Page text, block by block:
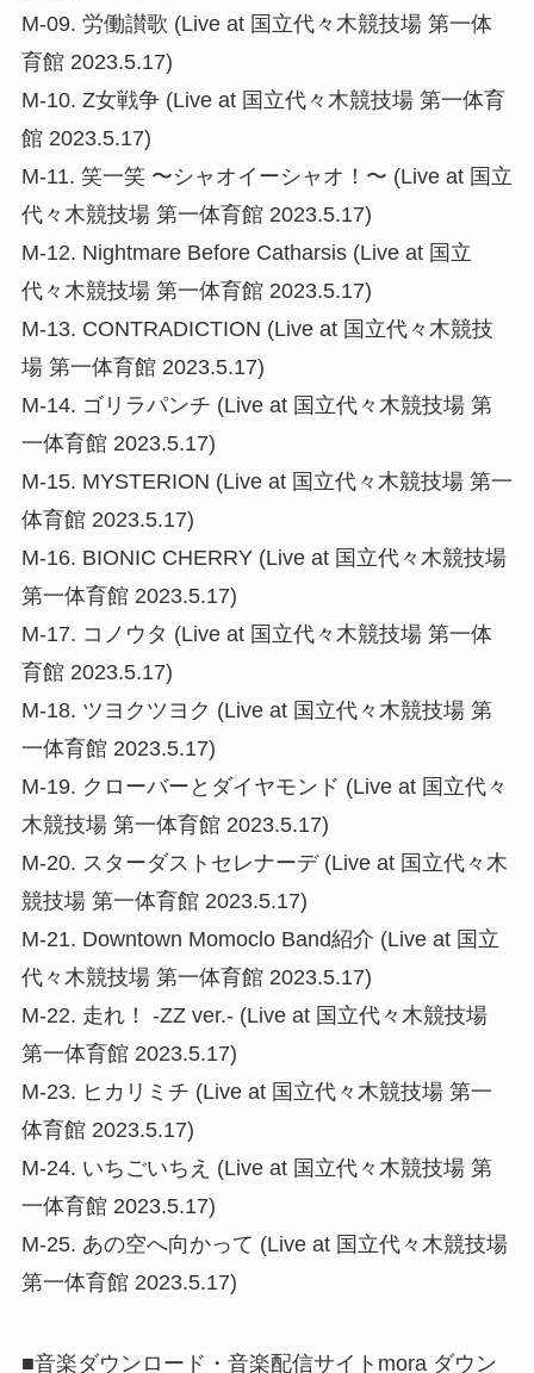
M-09. 労働讃歌 (Live at 国立代々木競技場 第一体
育館 2023.5.17)
M-10. Z女戦争 (Live at 国立代々木競技場 第一体育
館 2023.5.17)
M-11. 笑一笑 〜シャオイーシャオ！〜 (Live at 国立
代々木競技場 第一体育館 2023.5.17)
M-12. Nightmare Before Catharsis (Live at 国立
代々木競技場 第一体育館 2023.5.17)
M-13. CONTRADICTION (Live at 国立代々木競技
場 第一体育館 2023.5.17)
M-14. ゴリラパンチ (Live at 国立代々木競技場 第
一体育館 2023.5.17)
M-15. MYSTERION (Live at 国立代々木競技場 第一
体育館 2023.5.17)
M-16. BIONIC CHERRY (Live at 国立代々木競技場
第一体育館 2023.5.17)
M-17. コノウタ (Live at 国立代々木競技場 第一体
育館 2023.5.17)
M-18. ツヨクツヨク (Live at 国立代々木競技場 第
一体育館 2023.5.17)
M-19. クローバーとダイヤモンド (Live at 国立代々
木競技場 第一体育館 2023.5.17)
M-20. スターダストセレナーデ (Live at 国立代々木
競技場 第一体育館 2023.5.17)
M-21. Downtown Momoclo Band紹介 (Live at 国立
代々木競技場 第一体育館 2023.5.17)
M-22. 走れ！ -ZZ ver.- (Live at 国立代々木競技場
第一体育館 2023.5.17)
M-23. ヒカリミチ (Live at 国立代々木競技場 第一
体育館 2023.5.17)
M-24. いちごいちえ (Live at 国立代々木競技場 第
一体育館 2023.5.17)
M-25. あの空へ向かって (Live at 国立代々木競技場
第一体育館 2023.5.17)
■音楽ダウンロード・音楽配信サイトmora ダウン